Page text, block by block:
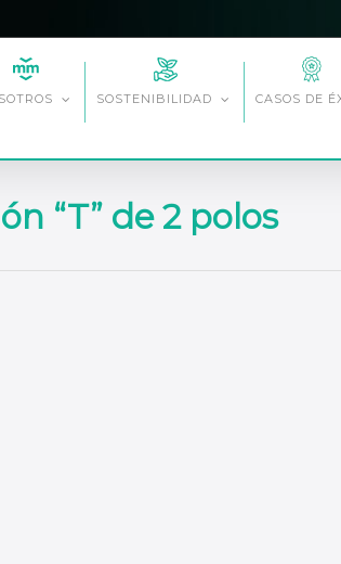
SOSTENIBILIDAD CASOS DE
“T” de 2 polos